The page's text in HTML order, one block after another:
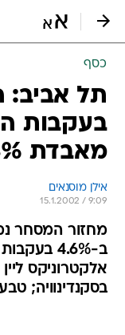
כסף
בעקבות
מאבדת 5.8%
אילן מוסנאים
15.1.2002 / 9:09
ב-4.6%
בסקנדינוויה; טבע